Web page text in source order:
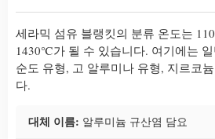
세라믹 섬유 블랭킷의 분류 온도는
1430℃가 될 수 있습니다. 여기에는
순도 유형, 고 알루미나 유형, 지르코
다.
대체 이름: 알루미늄 규산염 담요